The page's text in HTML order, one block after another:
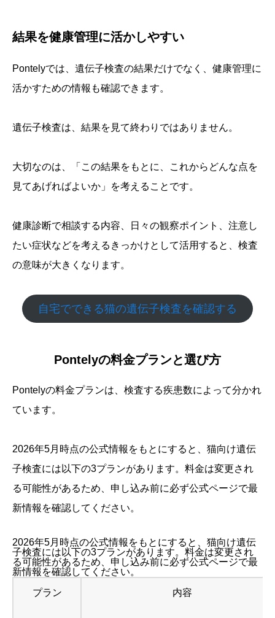
結果を健康管理に活かしやすい
Pontelyでは、遺伝子検査の結果だけでなく、健康管理に
活かすための情報も確認できます。
遺伝子検査は、結果を見て終わりではありません。
大切なのは、「この結果をもとに、これからどんな点を
見てあげればよいか」を考えることです。
健康診断で相談する内容、日々の観察ポイント、注意し
たい症状などを考えるきっかけとして活用すると、検査
の意味が大きくなります。
自宅でできる猫の遺伝子検査を確認する
Pontelyの料金プランと選び方
Pontelyの料金プランは、検査する疾患数によって分かれ
ています。
2026年5月時点の公式情報をもとにすると、猫向け遺伝
子検査には以下の3プランがあります。料金は変更され
る可能性があるため、申し込み前に必ず公式ページで最
新情報を確認してください。
2026年5月時点の公式情報をもとにすると、猫向け遺伝
子検査には以下の3プランがあります。料金は変更され
る可能性があるため、申し込み前に必ず公式ページで最
新情報を確認してください。
プラン
内容